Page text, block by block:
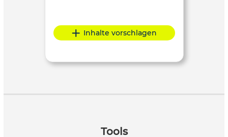
Inhalte vorschlagen
Tools